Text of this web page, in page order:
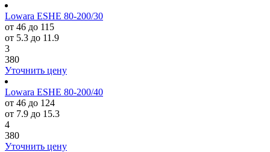
Lowara ESHE 80-200/30
от 46 до 115
от 5.3 до 11.9
3
380
Уточнить цену
Lowara ESHE 80-200/40
от 46 до 124
от 7.9 до 15.3
4
380
Уточнить цену